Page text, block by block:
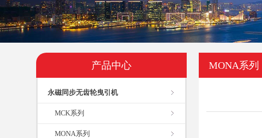
产品中心
永磁同步无齿轮曳引机
MCK系列
MONA系列
MONA系列